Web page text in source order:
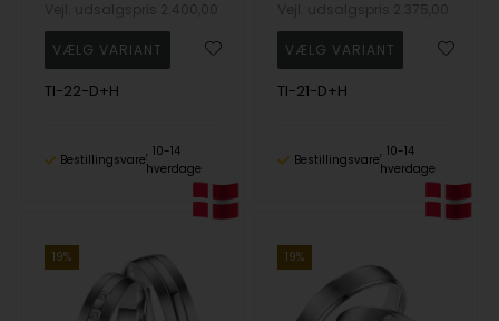
TI-22-D+H
Bestillingsvare
10-14
hverdage
TI-21-D+H
Bestillingsvare
10-14
hverdage
19% 19%